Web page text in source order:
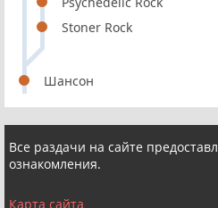
Stoner Rock
Шансон
Все раздачи на сайте
ознакомления.
Карта сайта